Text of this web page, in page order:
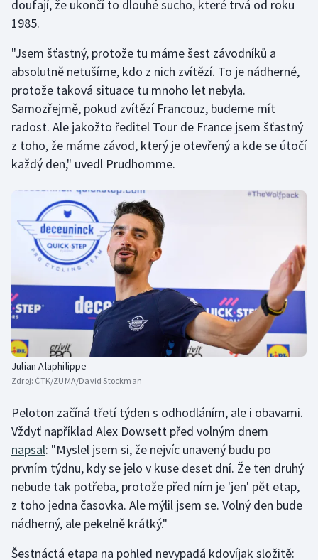
doufají, že ukončí to dlouhé sucho, které trvá od roku
1985.
"Jsem šťastný, protože tu máme šest závodníků a
absolutně netušíme, kdo z nich zvítězí. To je nádherné,
protože taková situace tu mnoho let nebyla.
Samozřejmě, pokud zvítězí Francouz, budeme mít
radost. Ale jakožto ředitel Tour de France jsem šťastný
z toho, že máme závod, který je otevřený a kde se útočí
každý den," uvedl Prudhomme.
Julian Alaphilippe
Zdroj: ČTK/ZUMA/David Stockman
Peloton začíná třetí týden s odhodláním, ale i obavami.
Vždyť například Alex Dowsett před volným dnem
napsal: "Myslel jsem si, že nejvíc unavený budu po
prvním týdnu, kdy se jelo v kuse deset dní. Že ten druhý
nebude tak potřeba, protože před ním je 'jen' pět etap,
z toho jedna časovka. Ale mýlil jsem se. Volný den bude
nádherný, ale pekelně krátký."
Šestnáctá etapa na pohled nevypadá kdovíjak složitě: